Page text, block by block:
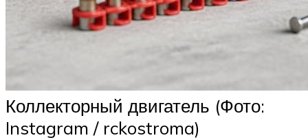
Коллекторный двигатель (Фото:
Instagram / rckostroma)